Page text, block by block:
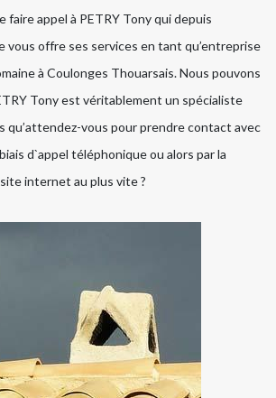
faire appel à PETRY Tony qui depuis
vous offre ses services en tant qu’entreprise
à Coulonges Thouarsais. Nous pouvons
Tony est véritablement un spécialiste
qu’attendez-vous pour prendre contact avec
d`appel téléphonique ou alors par la
internet au plus vite ?